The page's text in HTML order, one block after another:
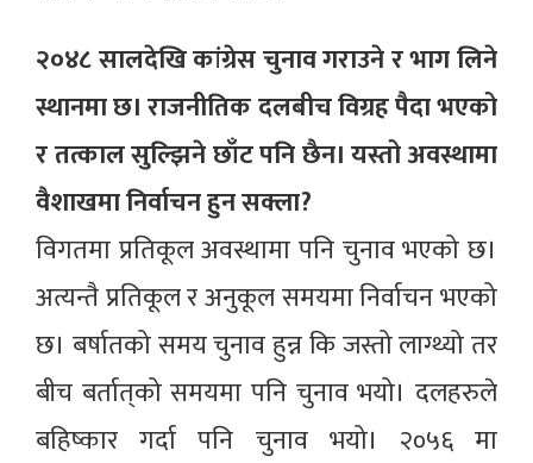
२०४८ सालदेखि कांग्रेस चुनाव गराउने र भाग लिने
स्थानमा छ। राजनीतिक दलबीच विग्रह पैदा भएको
र तत्काल सुल्झिने छाँट पनि छैन। यस्तो अवस्थामा
वैशाखमा निर्वाचन हुन सक्ला?
विगतमा प्रतिकूल अवस्थामा पनि चुनाव भएको छ।
अत्यन्तै प्रतिकूल र अनुकूल समयमा निर्वाचन भएको
छ। बर्षातको समय चुनाव हुन्न कि जस्तो लाग्थ्यो तर
बीच बर्तात्‌को समयमा पनि चुनाव भयो। दलहरुले
बहिष्कार गर्दा पनि चुनाव भयो। २०५६ मा